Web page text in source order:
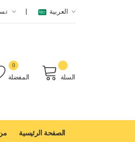
تسجيل الدخول العربية
المفضلة
0
السلة
الصفحة الرئيسية